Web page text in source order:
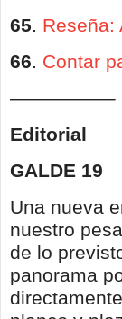
65. Reseña:
66. Contar
—————–
Editorial
GALDE 19
Una nueva
nuestro
de lo
panorama